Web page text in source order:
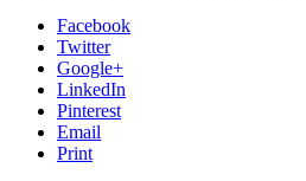
Facebook
Twitter
Google+
LinkedIn
Pinterest
Email
Print